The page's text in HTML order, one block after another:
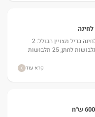
השכרת תלבושות לחינה בדיל מצויין הכולל: 2
תלבושות לכלה 2 תלבושות לחתן, 25 תלבושות
קרא עוד